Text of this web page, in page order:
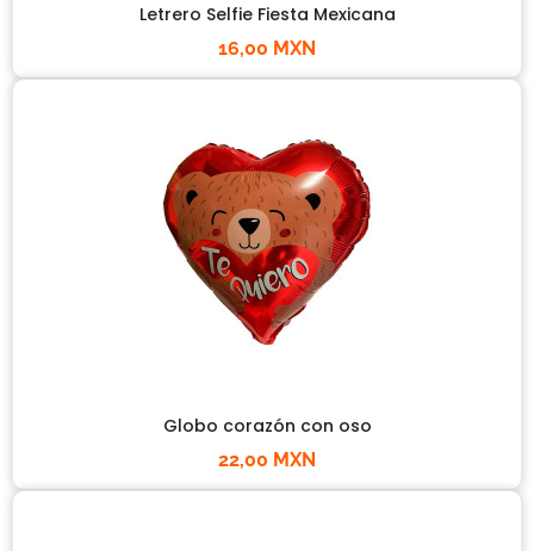
Letrero Selfie Fiesta Mexicana
16,00 MXN
Globo corazón con oso
22,00 MXN